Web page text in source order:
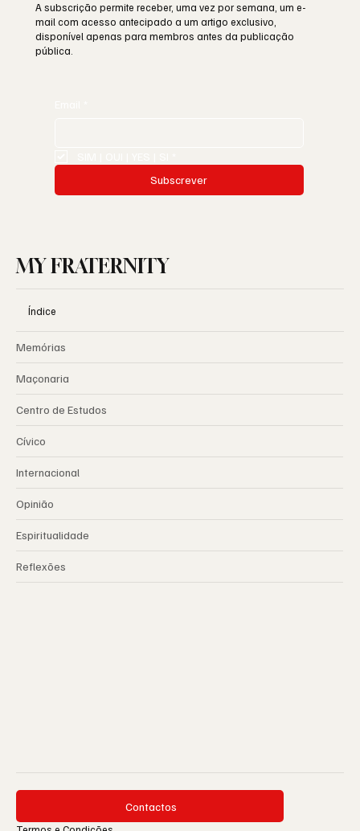
A subscrição permite receber, uma vez por semana, um e-
mail com acesso antecipado a um artigo exclusivo,
disponível apenas para membros antes da publicação
pública.
Subscrever
MY FRATERNITY
Índice
Memórias
Maçonaria
Centro de Estudos
Cívico
Internacional
Opinião
Espiritualidade
Reflexões
Contactos